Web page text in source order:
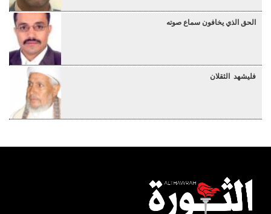
الحق الذي يخافون سماع صوته
فليشهد الثقلان